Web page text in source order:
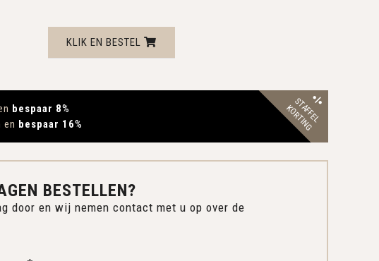
KLIK EN BESTEL
bespaar 8%
en bespaar 16% STAFFEL
KORTING
BESTELLEN?
door en wij nemen contact met u op over de